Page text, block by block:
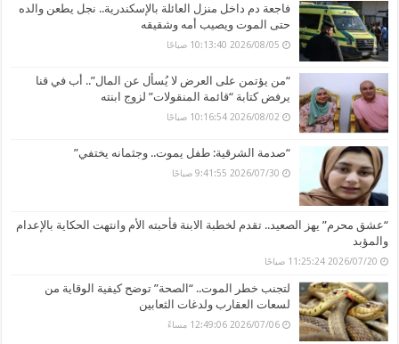
فاجعة دم داخل منزل العائلة بالإسكندرية.. نجل يطعن والده
حتى الموت ويصيب أمه وشقيقه
2026/08/05 10:13:40 صباحًا
“من يؤتمن على العرض لا يُسأل عن المال”.. أب في قنا
يرفض كتابة “قائمة المنقولات” لزوج ابنته
2026/08/02 10:16:54 صباحًا
“صدمة الشرقية: طفل يموت.. وجثمانه يختفي”
2026/07/30 9:41:55 صباحًا
“عشق محرم” يهز الصعيد.. تقدم لخطبة الابنة فأحبته الأم وانتهت الحكاية بالإعدام
والمؤبد
2026/07/20 11:25:24 صباحًا
لتجنب خطر الموت.. “الصحة” توضح كيفية الوقاية من
لسعات العقارب ولدغات الثعابين
2026/07/06 12:49:06 مساءً